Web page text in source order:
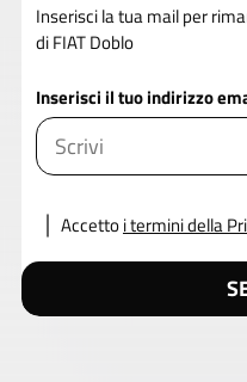
Inserisci la tua mail per
di FIAT Doblo
Inserisci il tuo indirizzo
Accettoi termini della